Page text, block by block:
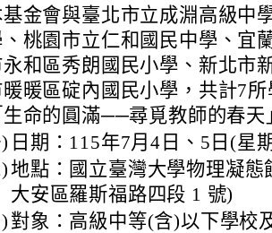
基金會與臺北市立成淵高級中
、桃園市立仁和國民中學、宜
永和區秀朗國民小學、新北市
暖暖區碇內國民小學，共計7
生命的圓滿──尋覓教師的春
日期：115年7月4日、5日(星
地點：國立臺灣大學物理凝
大安區羅斯福路四段 1 號)
對象：高級中等(含)以下學校